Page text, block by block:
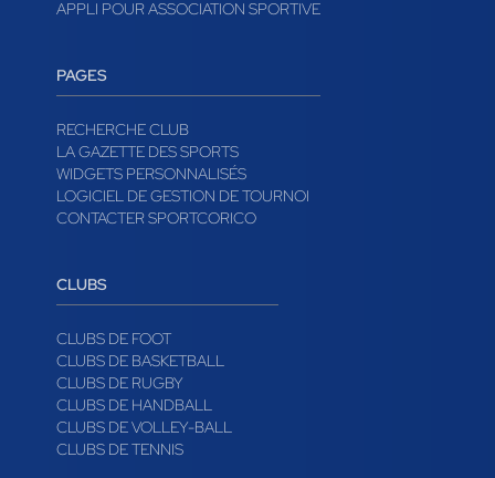
APPLI POUR CLUBS DE VOLLEY
PAGES
RECHERCHE CLUB
LA GAZETTE DES SPORTS
WIDGETS PERSONNALISÉS
CLUBS
CLUBS DE FOOT
CLUBS DE BASKETBALL
CLUBS DE RUGBY
CLUBS DE HANDBALL